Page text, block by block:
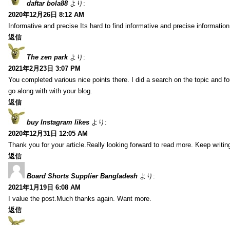
daftar bola88 より:
2020年12月26日 8:12 AM
Informative and precise Its hard to find informative and precise
返信
The zen park より:
2021年2月23日 3:07 PM
You completed various nice points there. I did a search on the topic and
go along with with your blog.
返信
buy Instagram likes より:
2020年12月31日 12:05 AM
Thank you for your article.Really looking forward to read more. Keep
返信
Board Shorts Supplier Bangladesh より:
2021年1月19日 6:08 AM
I value the post.Much thanks again. Want more.
返信